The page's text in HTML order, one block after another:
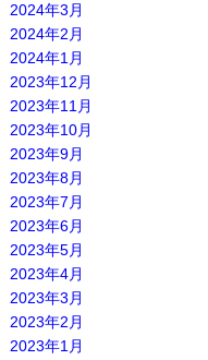
2024年3月
2024年2月
2024年1月
2023年12月
2023年11月
2023年10月
2023年9月
2023年8月
2023年7月
2023年6月
2023年5月
2023年4月
2023年3月
2023年2月
2023年1月